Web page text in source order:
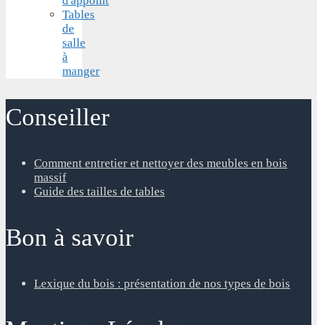
Tables
de
salle
à
manger
Conseiller
Comment entretier et nettoyer des meubles en bois
massif
Guide des tailles de tables
Bon à savoir
Lexique du bois : présentation de nos types de bois